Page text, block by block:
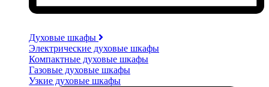
Духовые шкафы
Электрические духовые шкафы
Компактные духовые шкафы
Газовые духовые шкафы
Узкие духовые шкафы